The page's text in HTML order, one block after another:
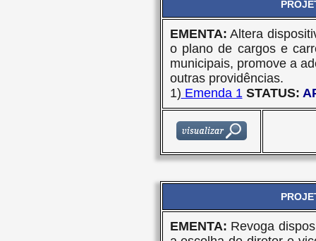
EMENTA: Altera
o plano de cargos e
municipais, promove a
outras providências.
1) Emenda 1 STATUS:
EMENTA: Revoga